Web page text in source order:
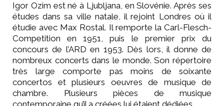
Igor Ozim est né à Ljubljana, en Slovénie. Après ses
études dans sa ville natale, il rejoint Londres où il
étudie avec Max Rostal. Il remporte la Carl-Flesch-
Competition en 1951, puis le premier prix du
concours de l’ARD en 1953. Dès lors, il donne de
nombreux concerts dans le monde. Son répertoire
très large comporte pas moins de soixante
concertos et plusieurs oeuvres de musique de
chambre. Plusieurs pièces de musique